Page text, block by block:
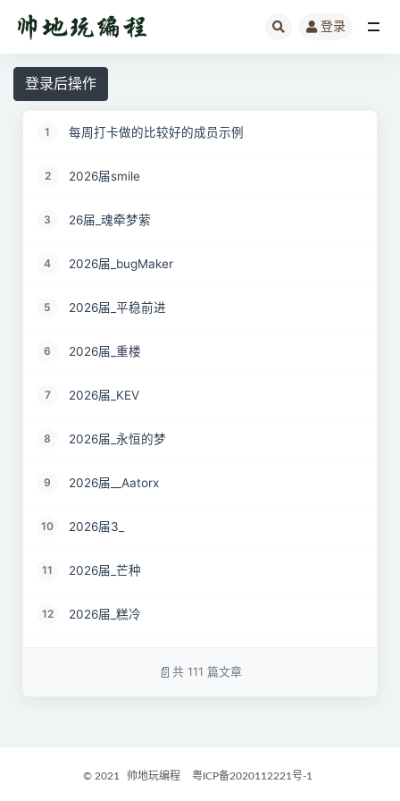
登录
登录后操作
1 每周打卡做的比较好的成员示例
2 2026届smile
3 26届_魂牵梦萦
4 2026届_bugMaker
5 2026届_平稳前进
6 2026届_重楼
7 2026届_KEV
8 2026届_永恒的梦
9 2026届__Aatorx
10 2026届3_
11 2026届_芒种
12 2026届_糕冷
共 111 篇文章
© 2021 帅地玩编程 粤ICP备2020112221号-1